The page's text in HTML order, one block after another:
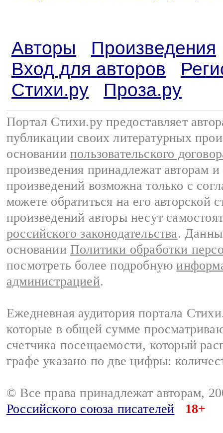
Авторы
Произведения
Вход для авторов
Стихи.ру
Проза.ру
Портал Стихи.ру предоставляет
публикации своих литературных
основании пользовательского
произведения принадлежат авторам
произведений возможна только с
можете обратиться на его авторской
произведений авторы несут
российского законодательства.
основании Политики обработки
посмотреть более подробную
администрацией.
Ежедневная аудитория портала
которые в общей сумме
счетчика посещаемости, который
графе указано по две цифры:
© Все права принадлежат авторам,
Российского союза писателей
18+